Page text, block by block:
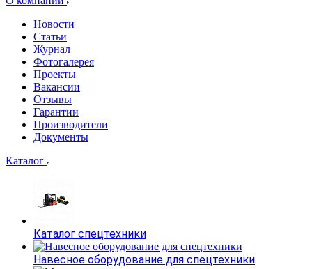
Новости
Статьи
Журнал
Фотогалерея
Проекты
Вакансии
Отзывы
Гарантии
Производители
Документы
Каталог
Каталог спецтехники
Навесное оборудование для спецтехники